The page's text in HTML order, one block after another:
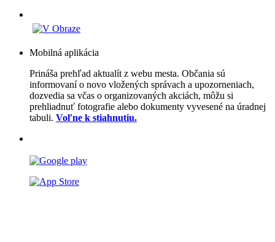
Mobilná aplikácia
Prináša prehľad aktualít z webu mesta. Občania sú
informovaní o novo vložených správach a upozorneniach,
dozvedia sa včas o organizovaných akciách, môžu si
prehliadnuť fotografie alebo dokumenty vyvesené na úradnej
tabuli. Voľne k stiahnutiu.